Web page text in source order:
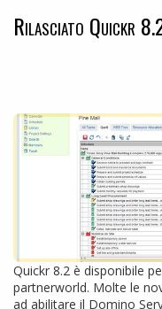
Rilasciato Quickr
Quickr 8.2 è disponibile
partnerworld. Molte le
ad abilitare il Domino